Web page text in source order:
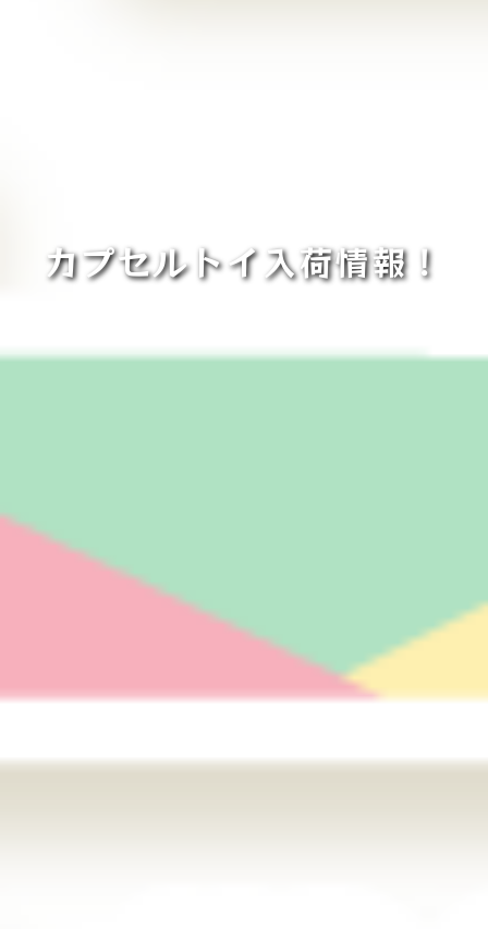
カプセルトイ入荷情報！